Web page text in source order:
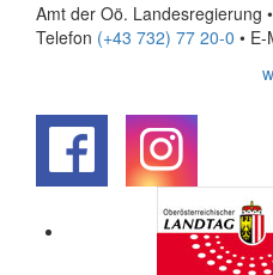
Amt der Oö. Landesregierung
Telefon (+43 732) 77 20-0 • E-